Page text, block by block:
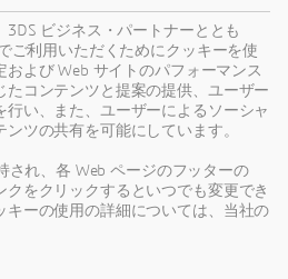
3DS ビジネス・パートナーととも
ご利用いただくためにクッキーを使
よび Web サイトのパフォーマンス
たコンテンツと提案の提供、ユーザー
い、また、ユーザーによるソーシャ
ツの共有を可能にしています。
され、各 Web ページのフッターの
クをクリックするといつでも変更でき
キーの使用の詳細については、当社の